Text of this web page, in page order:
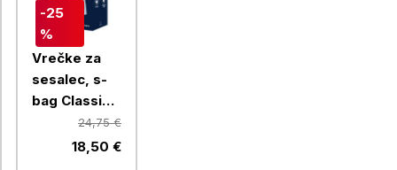
-25
%
Vrečke za
sesalec, s-
bag Classic
Performance,
24,75 €
18,50 €